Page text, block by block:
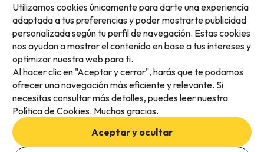
Métodos de pago disponibles
Condiciones generales
Privacidad de datos
Utilizamos cookies únicamente para darte una experiencia
adaptada a tus preferencias y poder mostrarte publicidad
personalizada según tu perfil de navegación. Estas cookies
nos ayudan a mostrar el contenido en base a tus intereses y
optimizar nuestra web para ti.
Al hacer clic en "Aceptar y cerrar", harás que te podamos
ofrecer una navegación más eficiente y relevante. Si
necesitas consultar más detalles, puedes leer nuestra
Política de Cookies. Muchas gracias.
Aceptar y ocultar